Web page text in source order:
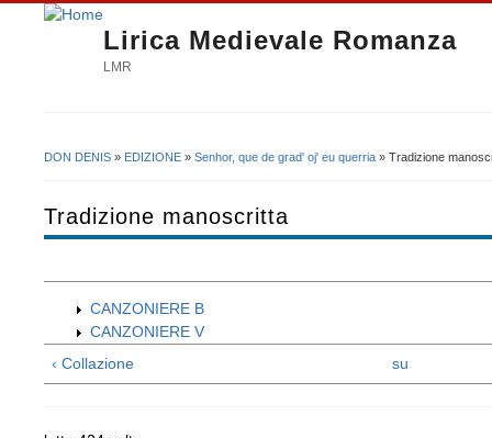
Lirica Medievale Romanza
LMR
DON DENIS » EDIZIONE » Senhor, que de grad' oj' eu querria » Tradizione
Tradizione manoscritta
CANZONIERE B
CANZONIERE V
‹ Collazione
su